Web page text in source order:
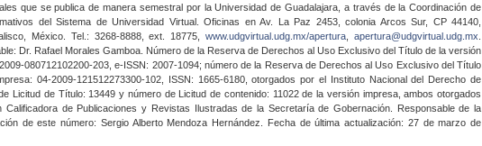
que se publica de manera semestral por la Universidad de Guadalajara, a través de la Coordinación de
del Sistema de Universidad Virtual. Oficinas en Av. La Paz 2453, colonia Arcos Sur, CP 44140,
México. Tel.: 3268-8888, ext. 18775,www.udgvirtual.udg.mx/apertura apertura@udgvirtual.udg.mx
Dr. Rafael Morales Gamboa. Número de la Reserva de Derechos al Uso Exclusivo del Título de la versión
080712102200-203, e-ISSN: 2007-1094; número de la Reserva de Derechos al Uso Exclusivo del Título
04-2009-121512273300-102, ISSN: 1665-6180, otorgados por el Instituto Nacional del Derecho de
Licitud de Título: 13449 y número de Licitud de contenido: 11022 de la versión impresa, ambos otorgados
Calificadora de Publicaciones y Revistas Ilustradas de la Secretaría de Gobernación. Responsable de la
de este número: Sergio Alberto Mendoza Hernández. Fecha de última actualización: 27 de marzo de